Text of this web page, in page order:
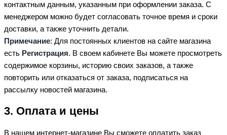
контактным данным, указанным при оформлении заказа. С
менеджером можно будет согласовать точное время и сроки
доставки, а также уточнить детали.
Примечание: Для постоянных клиентов на сайте магазина
есть Регистрация. В своем кабинете Вы можете просмотреть
содержимое корзины, историю своих заказов, а также
повторить или отказаться от заказа, подписаться на
рассылку новостей магазина.
3. Оплата и цены
В нашем интернет-магазине Вы сможете оплатить заказ